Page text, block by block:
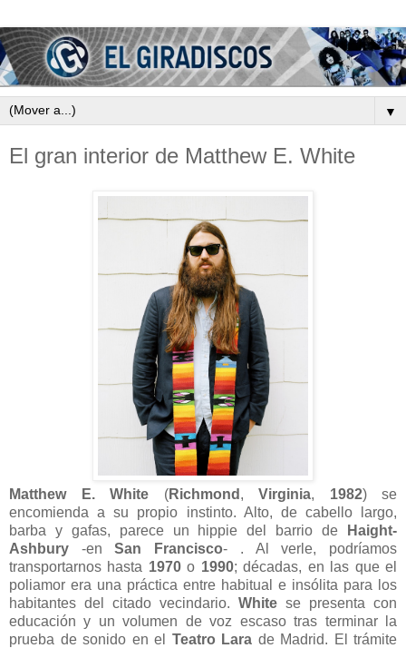
▼
El gran interior de Matthew E. White
Matthew E. White (Richmond , Virginia, 1982) se
encomienda a su propio instinto. Alto, de cabello largo,
barba y gafas, parece un hippie del barrio de
Haight-
Ashbury -enSan Francisco- . Al verle, podríamos
transportarnos hasta 1970o 1990; décadas, en las que el
poliamor era una práctica entre habitual e insólita para los
habitantes del citado vecindario. White se presenta con
educación y un volumen de voz escaso tras terminar la
prueba de sonido en el Teatro Lara de Madrid. El trámite